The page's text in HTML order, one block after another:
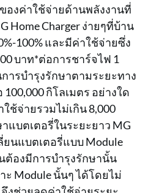
องค่าใช้จ่ายด้านพลังงานที่
Home Charger ง่ายๆที่บ้าน
100% และมีค่าใช้จ่ายซึ่ง
บาท*ต่อการชาร์จไฟ 1
ารบำรุงรักษาตามระยะทาง
กิโลเมตร อย่างใด
ช้จ่ายรวมไม่เกิน 8,000
แบตเตอรี่ในระยะยาว MG
ยนแบตเตอรี่แบบ Module
ต้องมีการบำรุงรักษานั้น
Module นั้นๆ ได้โดยไม่